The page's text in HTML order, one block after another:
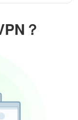
？